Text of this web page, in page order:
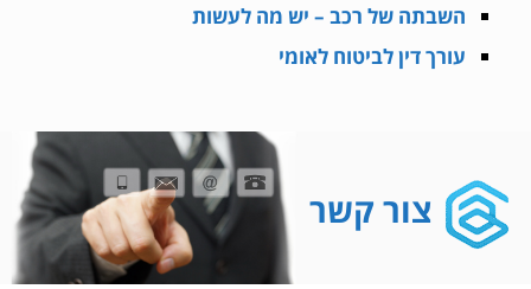
השבתה של רכב – יש מה לעשות
עורך דין לביטוח לאומי
צור קשר